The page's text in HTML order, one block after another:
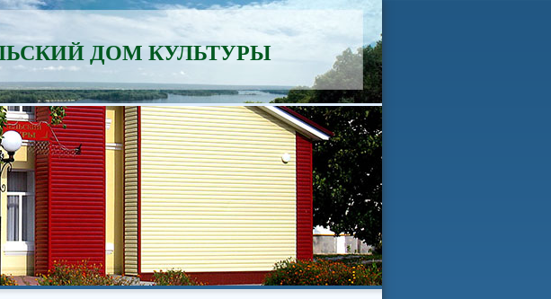
ДОМ КУЛЬТУРЫ